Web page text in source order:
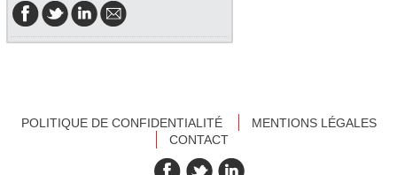
POLITIQUE DE CONFIDENTIALITÉ
MENTIONS LÉGALES
CONTACT